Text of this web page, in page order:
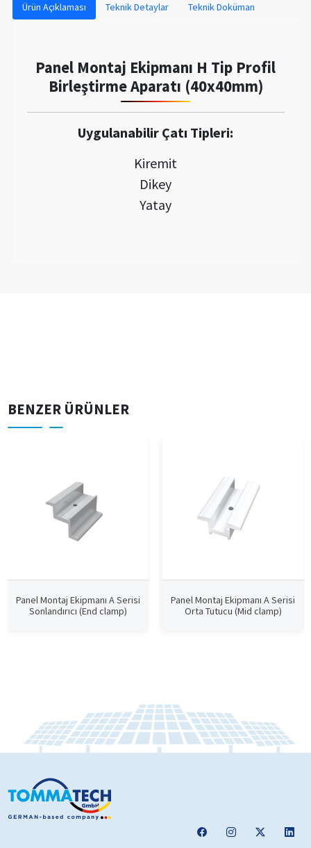
Ürün Açıklaması Teknik Detaylar Teknik Doküman
Panel Montaj Ekipmanı H Tip Profil
Birleştirme Aparatı (40x40mm)
Uygulanabilir Çatı Tipleri:
Kiremit
Dikey
Yatay
BENZER ÜRÜNLER
Panel Montaj Ekipmanı A Serisi
Sonlandırıcı (End clamp)
Panel Montaj Ekipmanı A Serisi
Orta Tutucu (Mid clamp)